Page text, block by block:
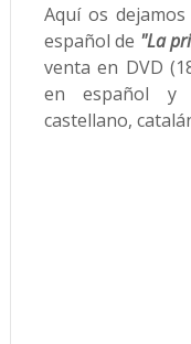
Aquí os
español de "La
venta en DVD
en español y
castellano,